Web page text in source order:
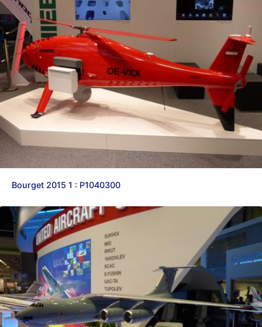
d9pouces: Joyeux Noël à tous !
d9pouces: mais tu peux tenter l'un des rares lycées militaires
comme le Prytanée dans la Sarthe, ça ne peut pas faire de mal !
d9pouces
: C'est plutôt après le lycée, voire après une prépa
scientifique, tu as donc encore un peu de temps devant toi
yaellerigolow: bonjour a tous je suis un élève de première
passionnée par l'aviation militaire , pourrais je savoir que faire après
le lycée pour s'orienter et pouvoir devenir officier de l'armée de l'air?
d9pouces: lesquels, par exemple ?
mahmoud
: bonsoir, très instructif ce site .mais nous aimerions avoir
les photo des anciens appareils de l'armée de l'air de la haute -volta
d9pouces : Ça me casse quand même bien les pieds, j’avoue
d9pouces: En espérant n’avoir coupé les accessoires de personne
au passage !
d9pouces: j'ai trouvé un palliatif un peu violent, mais ça devrait aller
un peu mieux
d9pouces: cette fois, c'est le Brésil et Singapour qui mettent le site
par terre
jericho: Ah ben je peux te confirmer que j'étais resté dans le filtre…
Bourget 2015 1 : P1040300